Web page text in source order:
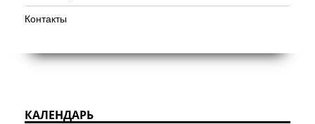
Контакты
КАЛЕНДАРЬ